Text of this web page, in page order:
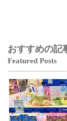
おすすめの記
Featured Posts